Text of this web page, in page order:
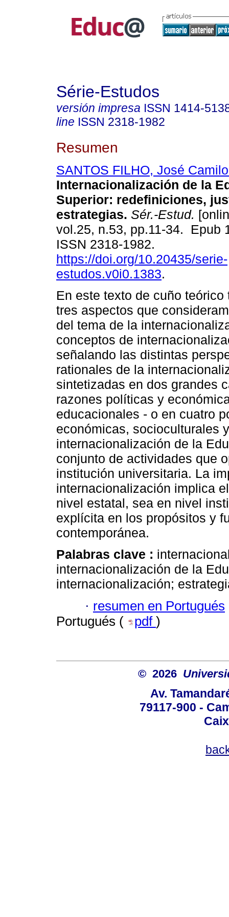
Série-Estudos
versión impresa ISSN 1414-
line ISSN 2318-1982
Resumen
SANTOS FILHO, José
Internacionalización de la
Superior: redefiniciones,
estrategias. Sér.-Estud.
vol.25, n.53, pp.11-34. Epub
ISSN 2318-1982.
https://doi.org/10.20435/serie-
estudos.v0i0.1383.
En este texto de cuño teórico
tres aspectos que
del tema de la
conceptos de
señalando las distintas
rationales de la
sintetizadas en dos grandes
razones políticas y
educacionales - o en cuatro
económicas, socioculturales
internacionalización de la
conjunto de actividades que
institución universitaria. La
internacionalización implica
nivel estatal, sea en nivel
explícita en los propósitos y
contemporánea.
Palabras clave :
internacionalización de la
internacionalización;
· resumen en Portugués
Portugués (
pdf )
© 2026
Av.
79117-900 -